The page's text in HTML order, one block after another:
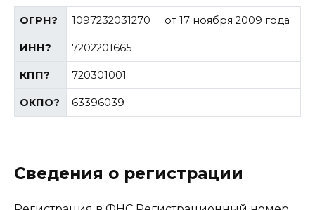
ОГРН? 1097232031270 от 17 ноября 2009 года
ИНН? 7202201665
КПП? 720301001
ОКПО? 63396039
Сведения о регистрации